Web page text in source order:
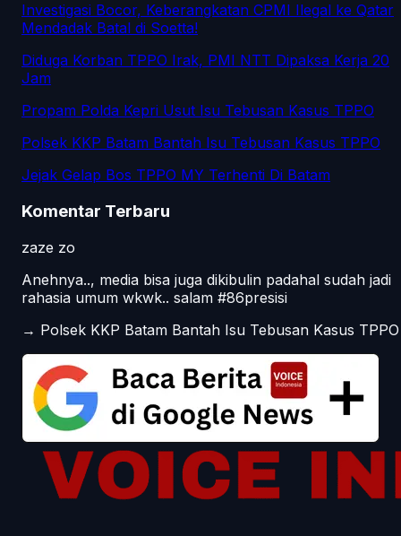
Investigasi Bocor, Keberangkatan CPMI Ilegal ke Qatar
Mendadak Batal di Soetta!
Diduga Korban TPPO Irak, PMI NTT Dipaksa Kerja 20
Jam
Propam Polda Kepri Usut Isu Tebusan Kasus TPPO
Polsek KKP Batam Bantah Isu Tebusan Kasus TPPO
Jejak Gelap Bos TPPO MY Terhenti Di Batam
Komentar Terbaru
zaze zo
Anehnya.., media bisa juga dikibulin padahal sudah jadi
rahasia umum wkwk.. salam #86presisi
→ Polsek KKP Batam Bantah Isu Tebusan Kasus TPPO